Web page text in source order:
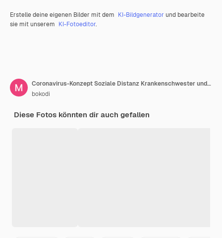
Erstelle deine eigenen Bilder mit dem KI-Bildgenerator und bearbeite
sie mit unserem KI-Fotoeditor.
Coronavirus-Konzept Soziale Distanz Krankenschwester und älterer Patient tragen Schutzmasken und sprechen über Krankheiten und verschreiben Behandlung und Medikamente zu Hause
bokodi
Diese Fotos könnten dir auch gefallen